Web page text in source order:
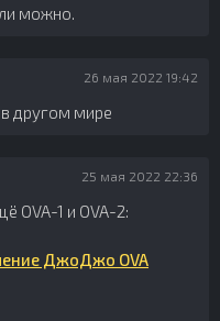
можно.
26 мая 2022 19:42
в другом мире
25 мая 2022 22:36
OVA-1 и OVA-2:
ДжоДжо OVA